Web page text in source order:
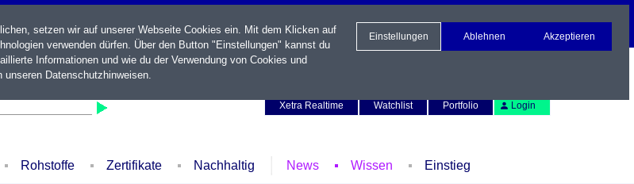
Xetra Realtime
Watchlist Portfolio Login
Rohstoffe Zertifikate Nachhaltig News Wissen Einstieg
setzen wir auf unserer Webseite Cookies ein. Mit dem Klicken auf
verwenden dürfen. Über den Button "Einstellungen" kannst du
Informationen und wie du der Verwendung von Cookies und
unseren Datenschutzhinweisen.
Einstellungen Ablehnen Akzeptieren